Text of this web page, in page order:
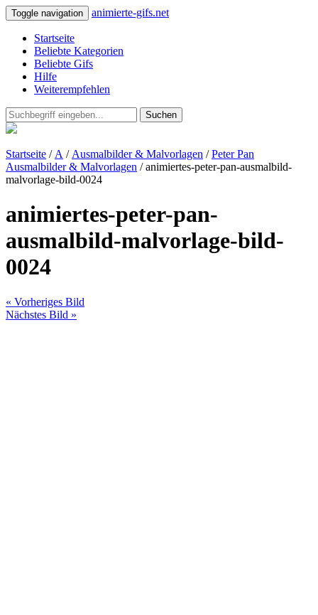
Toggle navigation animierte-gifs.net
Startseite
Beliebte Kategorien
Beliebte Gifs
Hilfe
Weiterempfehlen
Suchen
Startseite / A / Ausmalbilder & Malvorlagen /Peter Pan
Ausmalbilder & Malvorlagen / animiertes-peter-pan-ausmalbild-
malvorlage-bild-0024
animiertes-peter-pan-
ausmalbild-malvorlage-bild-
0024
« Vorheriges Bild
Nächstes Bild »